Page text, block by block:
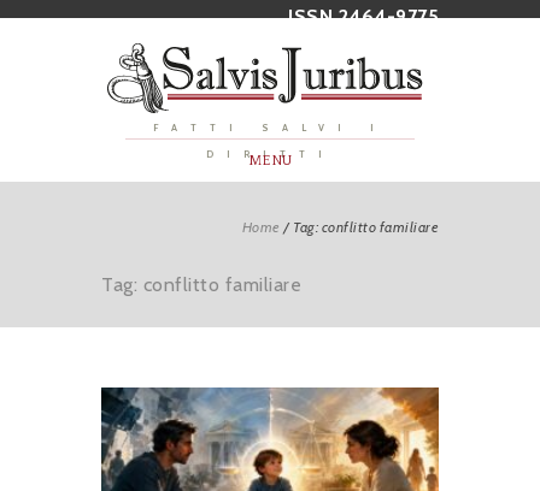
ISSN 2464-9775
FATTI SALVI I
DIRITTI
MENU
Home / Tag: conflitto familiare
Tag: conflitto familiare